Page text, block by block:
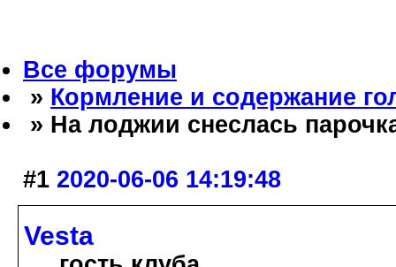
Все форумы
» Кормление и содержание
» На лоджии снеслась
#1 2020-06-06 14:19:48
Vesta